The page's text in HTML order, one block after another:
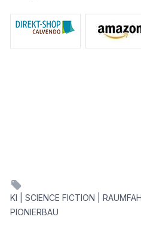
KI | SCIENCE FICTION |
PIONIERBAU